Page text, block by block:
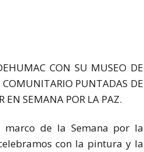
CON SU MUSEO DE
COMUNITARIO PUNTADAS DE
EN SEMANA POR LA PAZ.
marco de la Semana por la
con la pintura y la